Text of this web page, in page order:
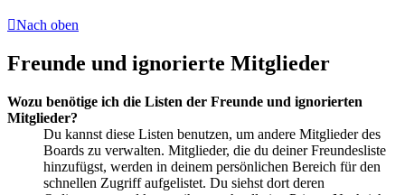
Nach oben
Freunde und ignorierte Mitglieder
Wozu benötige ich die Listen der Freunde und ignorierten
Mitglieder?
Du kannst diese Listen benutzen, um andere Mitglieder des
Boards zu verwalten. Mitglieder, die du deiner Freundesliste
hinzufügst, werden in deinem persönlichen Bereich für den
schnellen Zugriff aufgelistet. Du siehst dort deren